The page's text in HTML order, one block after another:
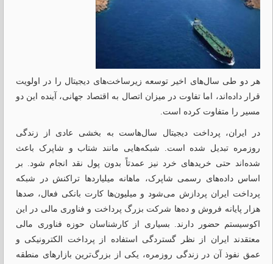
هر دو طی سال‌های اخیر توسعه زیرساخت‌های دیجیتال را در اولویت
قرار داده‌اند، اما تفاوت در میزان اتصال به اقتصاد جهانی، آینده این دو
مسیر را متفاوت کرده است.
در ایران، پرداخت دیجیتال سال‌هاست به بخشی عادی از زندگی
روزمره تبدیل شده است. شبکه‌هایی مانند شتاب و شاپرک باعث
شده‌اند حتی خریدهای خرد نیز عمدتاً بدون پول نقد انجام شود. بر
اساس داده‌های رسمی شاپرک، ماهانه میلیاردها تراکنش در شبکه
پرداخت ایران پردازش می‌شود و میلیون‌ها کارت بانکی فعال، صدها
هزار پایانه فروش و ده‌ها شرکت بزرگ پرداخت و فناوری مالی در این
اکوسیستم حضور دارند. بسیاری از کارشناسان حوزه فناوری مالی
معتقدند ایران از نظر گستردگی استفاده از پرداخت الکترونیکی و
عمق نفوذ آن در زندگی روزمره، یکی از بزرگ‌ترین بازارهای منطقه